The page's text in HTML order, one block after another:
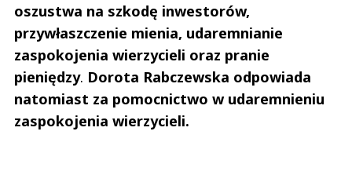
oszustwa na szkodę inwestorów,
przywłaszczenie mienia, udaremnianie
zaspokojenia wierzycieli oraz pranie
pieniędzy. Dorota Rabczewska odpowiada
natomiast za pomocnictwo w udaremnieniu
zaspokojenia wierzycieli.